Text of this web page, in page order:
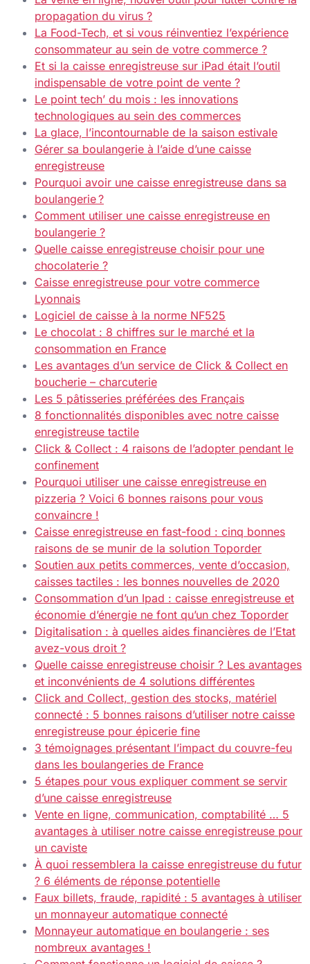
propagation du virus ?
La Food-Tech, et si vous réinventiez l’expérience
consommateur au sein de votre commerce ?
Et si la caisse enregistreuse sur iPad était l’outil
indispensable de votre point de vente ?
Le point tech’ du mois : les innovations
technologiques au sein des commerces
La glace, l’incontournable de la saison estivale
Gérer sa boulangerie à l’aide d’une caisse
enregistreuse
Pourquoi avoir une caisse enregistreuse dans sa
boulangerie ?
Comment utiliser une caisse enregistreuse en
boulangerie ?
Quelle caisse enregistreuse choisir pour une
chocolaterie ?
Caisse enregistreuse pour votre commerce
Lyonnais
Logiciel de caisse à la norme NF525
Le chocolat : 8 chiffres sur le marché et la
consommation en France
Les avantages d’un service de Click & Collect en
boucherie – charcuterie
Les 5 pâtisseries préférées des Français
8 fonctionnalités disponibles avec notre caisse
enregistreuse tactile
Click & Collect : 4 raisons de l’adopter pendant le
confinement
Pourquoi utiliser une caisse enregistreuse en
pizzeria ? Voici 6 bonnes raisons pour vous
convaincre !
Caisse enregistreuse en fast-food : cinq bonnes
raisons de se munir de la solution Toporder
Soutien aux petits commerces, vente d’occasion,
caisses tactiles : les bonnes nouvelles de 2020
Consommation d’un Ipad : caisse enregistreuse et
économie d’énergie ne font qu’un chez Toporder
Digitalisation : à quelles aides financières de l’Etat
avez-vous droit ?
Quelle caisse enregistreuse choisir ? Les avantages
et inconvénients de 4 solutions différentes
Click and Collect, gestion des stocks, matériel
connecté : 5 bonnes raisons d’utiliser notre caisse
enregistreuse pour épicerie fine
3 témoignages présentant l’impact du couvre-feu
dans les boulangeries de France
5 étapes pour vous expliquer comment se servir
d’une caisse enregistreuse
Vente en ligne, communication, comptabilité … 5
avantages à utiliser notre caisse enregistreuse pour
un caviste
À quoi ressemblera la caisse enregistreuse du futur
? 6 éléments de réponse potentielle
Faux billets, fraude, rapidité : 5 avantages à utiliser
un monnayeur automatique connecté
Monnayeur automatique en boulangerie : ses
nombreux avantages !